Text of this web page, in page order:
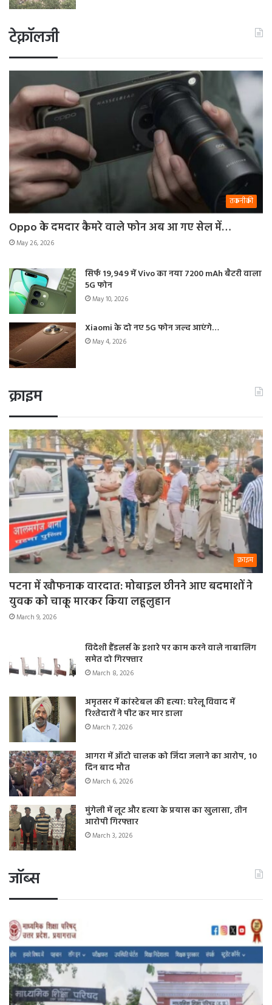
टेक्नॉलजी
तकनीकी
Oppo के दमदार कैमरे वाले फोन अब आ गए सेल में…
May 26, 2026
सिर्फ 19,949 में Vivo का नया 7200 mAh बैटरी वाला
5G फोन
May 10, 2026
Xiaomi के दो नए 5G फोन जल्द आएंगे…
May 4, 2026
क्राइम
क्राइम
पटना में खौफनाक वारदात: मोबाइल छीनने आए बदमाशों ने
युवक को चाकू मारकर किया लहूलुहान
March 9, 2026
विदेशी हैंडलर्स के इशारे पर काम करने वाले नाबालिग
समेत दो गिरफ्तार
March 8, 2026
अमृतसर में कांस्टेबल की हत्या: घरेलू विवाद में
रिश्तेदारों ने पीट कर मार डाला
March 7, 2026
आगरा में ऑटो चालक को जिंदा जलाने का आरोप, 10
दिन बाद मौत
March 6, 2026
मुंगेली में लूट और हत्या के प्रयास का खुलासा, तीन
आरोपी गिरफ्तार
March 3, 2026
जॉब्स